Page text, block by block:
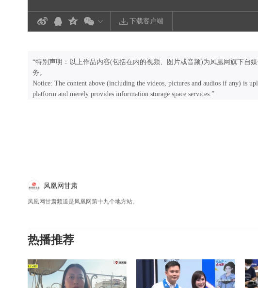
下载客户端
“特别声明：以上作品内容(包括在内的视频、图片或音频)为凤凰网旗下自
务。
Notice: The content above (including the videos, pictures and audios if any) is
platform and merely provides information storage space services.”
凤凰网甘肃
凤凰网甘肃频道是凤凰网第十九个地方站。
热播推荐